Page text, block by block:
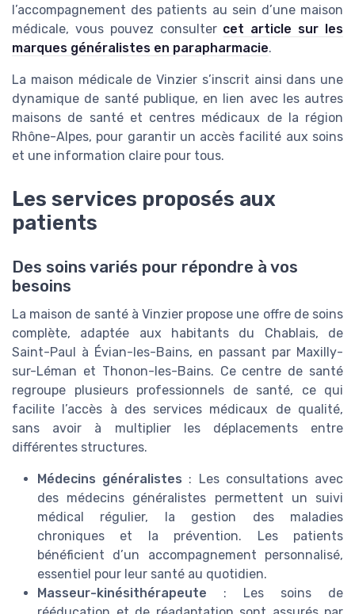
l’accompagnement des patients au sein d’une maison
médicale, vous pouvez consulter cet article sur les
marques généralistes en parapharmacie.
La maison médicale de Vinzier s’inscrit ainsi dans une
dynamique de santé publique, en lien avec les autres
maisons de santé et centres médicaux de la région
Rhône-Alpes, pour garantir un accès facilité aux soins
et une information claire pour tous.
Les services proposés aux
patients
Des soins variés pour répondre à vos
besoins
La maison de santé à Vinzier propose une offre de soins
complète, adaptée aux habitants du Chablais, de
Saint-Paul à Évian-les-Bains, en passant par Maxilly-
sur-Léman et Thonon-les-Bains. Ce centre de santé
regroupe plusieurs professionnels de santé, ce qui
facilite l’accès à des services médicaux de qualité,
sans avoir à multiplier les déplacements entre
différentes structures.
Médecins généralistes : Les consultations avec
des médecins généralistes permettent un suivi
médical régulier, la gestion des maladies
chroniques et la prévention. Les patients
bénéficient d’un accompagnement personnalisé,
essentiel pour leur santé au quotidien.
Masseur-kinésithérapeute : Les soins de